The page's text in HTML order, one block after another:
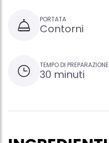
PORTATA
Contorni
TEMPO DI PREPARAZIONE
30 minuti